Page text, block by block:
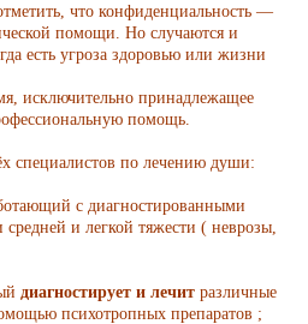
что конфиденциальность —
помощи. Но случаются и
есть угроза здоровью или жизни
исключительно принадлежащее
помощь.
специалистов по лечению души:
с диагностированными
и легкой тяжести ( неврозы,
диагностирует и лечит различные
психотропных препаратов ;